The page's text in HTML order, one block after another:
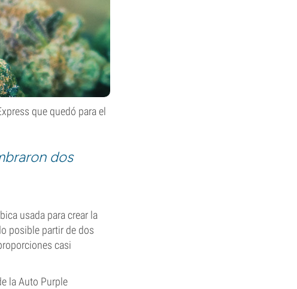
que quedó para el
dos
usada para crear la
posible partir de dos
casi
la Auto Purple